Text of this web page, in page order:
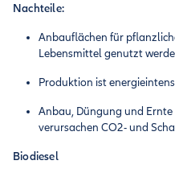
Nachteile:
Anbauflächen für
Lebensmittel genutzt
Produktion ist
Anbau, Düngung und
verursachen CO2- und
Biodiesel